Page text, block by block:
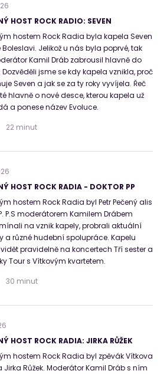
HOST ROCK RADIO: SEVEN
hostem Rock Radia byla kapela Seven
Boleslavi. Jelikož u nás byla poprvé, tak
Kamil Dráb zabrousil hlavně do
Dozvěděli jsme se kdy kapela vznikla, proč
Seven a jak se za ty roky vyvíjela. Řeč
hlavně o nové desce, kterou kapela už
a ponese název Evoluce.
22 minut
HOST ROCK RADIA - DOKTOR PP
hostem Rock Radia byl Petr Pečený alis
P.S moderátorem Kamilem Drábem
na vznik kapely, probrali aktuální
a různé hudební spolupráce. Kapelu
pravidelně na koncertech Tří sester a
Tour s Vítkovým kvartetem.
30 minut
HOST ROCK RADIA: JIRKA RŮŽEK
hostem Rock Radia byl zpěvák Vítkova
Jirka Růžek. Moderátor Kamil Dráb s ním